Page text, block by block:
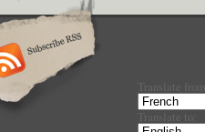
Translate from:
Translate to: